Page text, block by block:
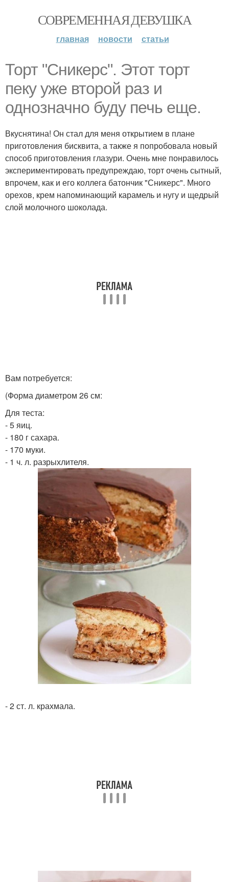
СОВРЕМЕННАЯ ДЕВУШКА
главная новости статьи
Торт "Сникерс". Этот торт
пеку уже второй раз и
однозначно буду печь еще.
Вкуснятина! Он стал для меня открытием в плане
приготовления бисквита, а также я попробовала новый
способ приготовления глазури. Очень мне понравилось
экспериментировать предупреждаю, торт очень сытный,
впрочем, как и его коллега батончик "Сникерс". Много
орехов, крем напоминающий карамель и нугу и щедрый
слой молочного шоколада.
Вам потребуется:
(Форма диаметром 26 см:
Для теста:
- 5 яиц.
- 180 г сахара.
- 170 муки.
- 1 ч. л. разрыхлителя.
- 2 ст. л. крахмала.